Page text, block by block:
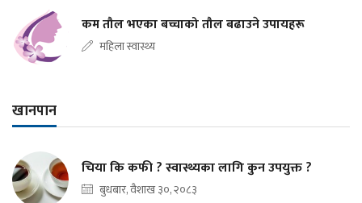
कम तौल भएका बच्चाको तौल बढाउने उपायहरू
महिला स्वास्थ्य
खानपान
चिया कि कफी ? स्वास्थ्यका लागि कुन उपयुक्त ?
बुधबार, वैशाख ३०, २०८३